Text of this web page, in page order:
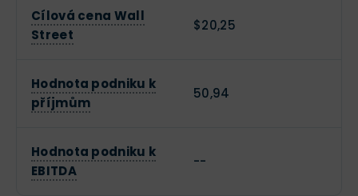
Cílová cena Wall
Street
$20,25
Hodnota podniku k
příjmům
50,94
Hodnota podniku k
EBITDA
--